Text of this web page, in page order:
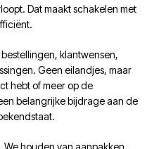
Dat maakt schakelen met
klantwensen,
Geen eilandjes, maar
hebt of meer op de
belangrijke bijdrage aan de
We houden van aanpakken,